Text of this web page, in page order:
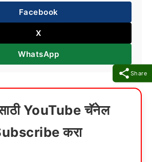
Share
Facebook
X
WhatsApp
YouTube चॅनेल
करा